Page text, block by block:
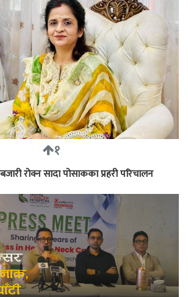
१
रोक्न सादा पोसाकका प्रहरी परिचालन